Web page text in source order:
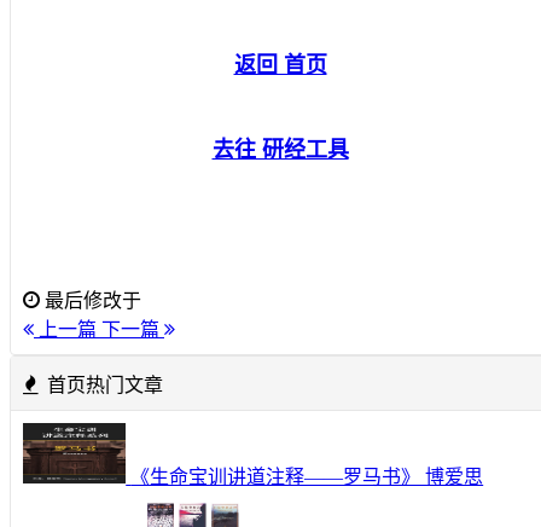
返回 首页
去往 研经工具
最后修改于
上一篇 下一篇
首页热门文章
《生命宝训讲道注释——罗马书》 博爱思